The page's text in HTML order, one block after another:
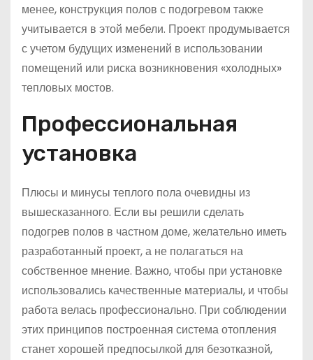
менее, конструкция полов с подогревом также
учитывается в этой мебели. Проект продумывается
с учетом будущих изменений в использовании
помещений или риска возникновения «холодных»
тепловых мостов.
Профессиональная
установка
Плюсы и минусы теплого пола очевидны из
вышесказанного. Если вы решили сделать
подогрев полов в частном доме, желательно иметь
разработанный проект, а не полагаться на
собственное мнение. Важно, чтобы при установке
использовались качественные материалы, и чтобы
работа велась профессионально. При соблюдении
этих принципов построенная система отопления
станет хорошей предпосылкой для безотказной,